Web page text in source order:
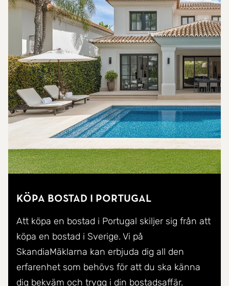
Köpa bostad i Portugal
Att köpa en bostad i Portugal skiljer sig från att
köpa en bostad i Sverige. Vi på
SkandiaMäklarna kan erbjuda dig all den
erfarenhet som behövs för att du ska känna
dig bekväm och trygg i din bostadsaffär.